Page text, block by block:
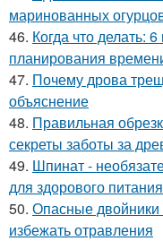
маринованных
46. Когда что делать:
планирования
47. Почему дрова
объяснение
48. Правильная
секреты заботы за
49. Шпинат -
для здорового питания
50. Опасные двойники
избежать отравления